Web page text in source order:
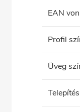
EAN
Profil
Üveg
Telepítés